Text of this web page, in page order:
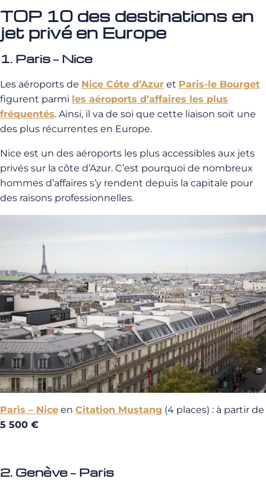
TOP 10 des destinations en
jet privé en Europe
1. Paris – Nice
Les aéroports de Nice Côte d’Azur et Paris-le Bourget
figurent parmi les aéroports d’affaires les plus
fréquentés. Ainsi, il va de soi que cette liaison soit une
des plus récurrentes en Europe.
Nice est un des aéroports les plus accessibles aux jets
privés sur la côte d’Azur. C’est pourquoi de nombreux
hommes d’affaires s’y rendent depuis la capitale pour
des raisons professionnelles.
Paris – Nice en Citation Mustang (4 places) : à partir de
5 500 €
2. Genève – Paris